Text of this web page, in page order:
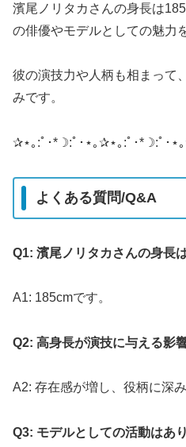
濱尾ノリタカさんの身長は
の俳優やモデルとしての魅力
彼の演技力や人柄も相まって
みです。
​​✰⋆｡:ﾟ･*☽:ﾟ･⋆｡✰⋆｡:ﾟ･*☽:ﾟ･⋆
よくある質問/Q&A
Q1: 濱尾ノリタカさんの身長
A1: 185cmです。
Q2: 高身長が演技に与える影
A2: 存在感が増し、役柄に深
Q3: モデルとしての活動はあ